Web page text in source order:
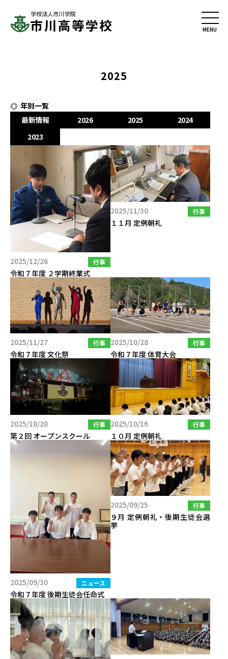
2025
年別一覧
最新情報
2026 2025
2024
2023
2025/12/26 行事
令和７年度 ２学期終業式
2025/11/30 行事
１１月 定例朝礼
2025/11/27 行事
令和７年度 文化祭
2025/10/28 行事
令和７年度 体育大会
2025/10/20 行事
第２回 オープンスクール
2025/10/16 行事
１０月 定例朝礼
2025/09/30 ニュース
令和７年度 後期生徒会任命式
2025/09/25 行事
９月 定例朝礼・後期生徒会選
挙